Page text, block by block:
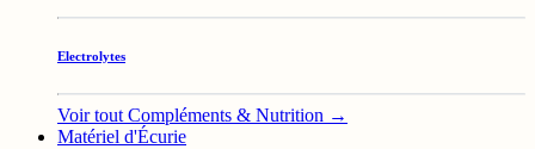
Electrolytes
Voir tout Compléments & Nutrition →
Matériel d'Écurie